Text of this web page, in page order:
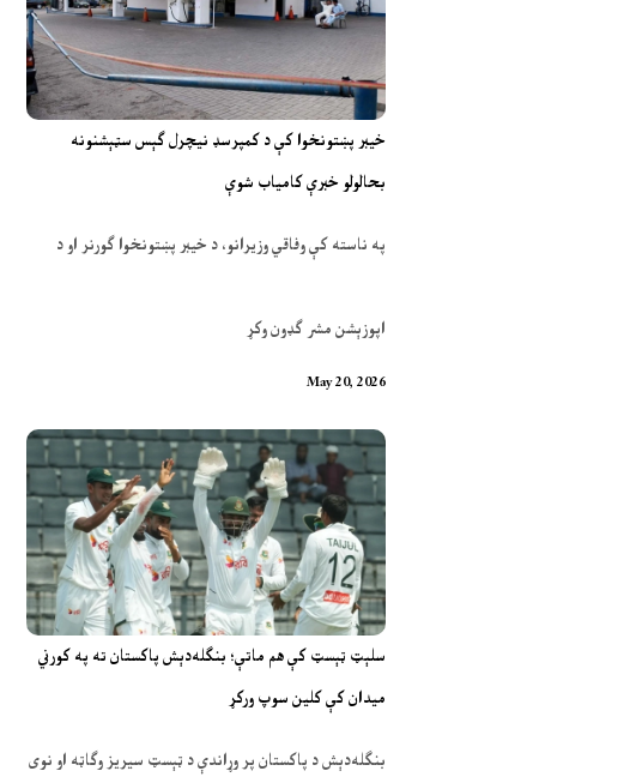
خیبر پښتونخوا کې د کمپرسډ نیچرل ګېس سټېشنونه
بحالولو خبرې کامیاب شوې
په ناسته کې وفاقي وزیرانو، د خیبر پښتونخوا ګورنر او د
اپوزېشن مشر ګډون وکړ
May 20, 2026
سلېټ ټېسټ کې هم ماتې؛ بنګله‌دېش پاکستان ته په کورني
میدان کې کلین سوپ ورکړ
بنګله‌دېش د پاکستان پر وړاندې د ټېسټ سیریز وګاټه او نوی